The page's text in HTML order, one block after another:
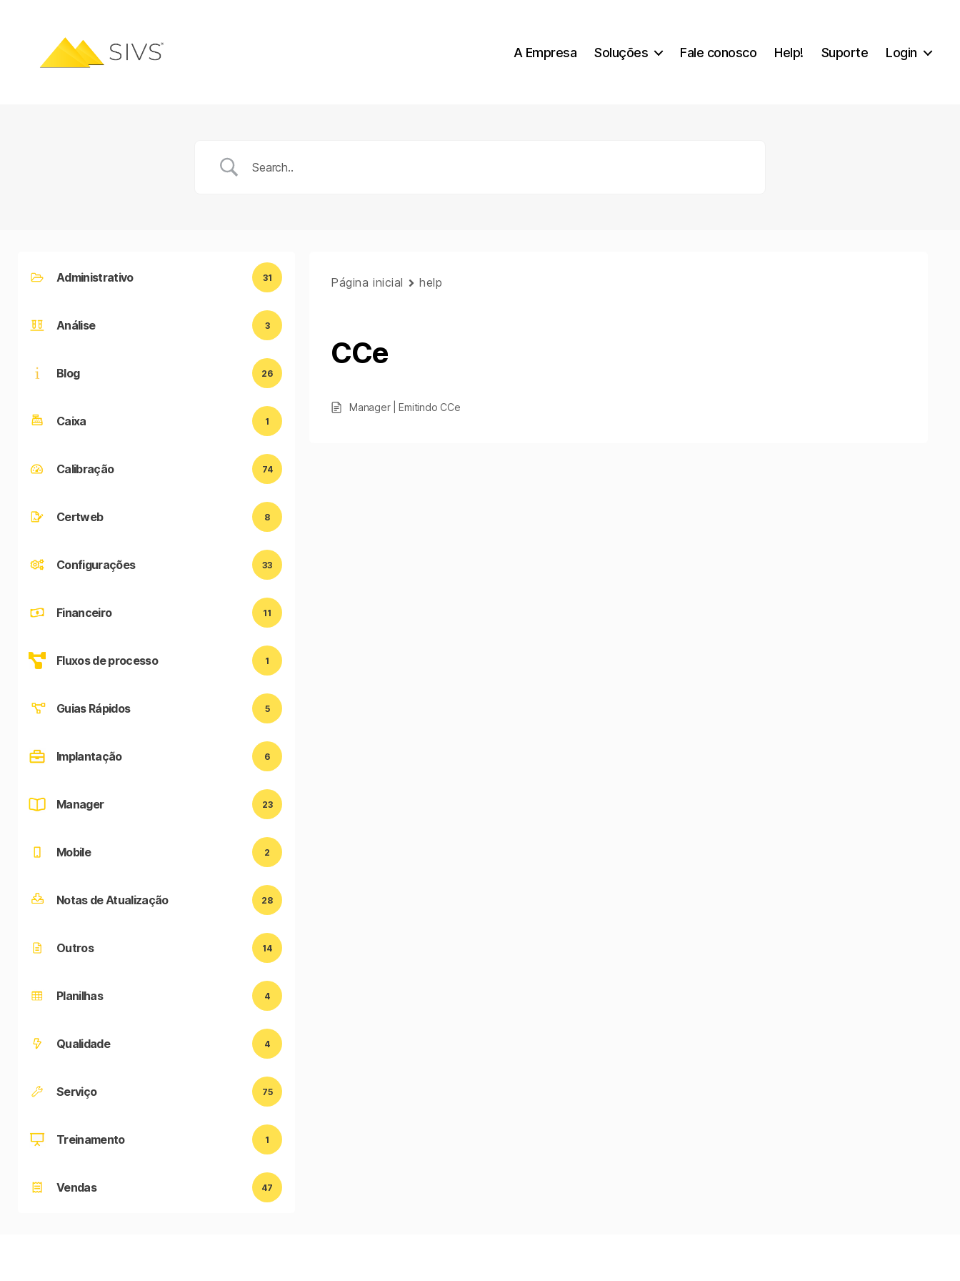
A Empresa Soluções Fale conosco Help! Suporte Login
Administrativo 31
Análise 3
Blog 26
Caixa 1
Calibração 74
Certweb 8
Configurações 33
Financeiro 11
Fluxos de processo 1
Guias Rápidos 5
Implantação 6
Manager 23
Mobile 2
Notas de Atualização 28
Outros 14
Planilhas 4
Qualidade 4
Serviço 75
Treinamento 1
Vendas 47
Página inicial help
CCe
Manager | Emitindo CCe